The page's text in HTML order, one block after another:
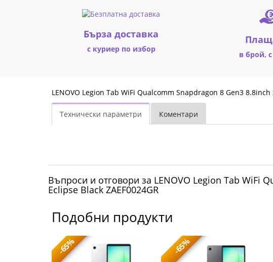
Black
ZAEF0024GR
Бърза доставка
с куриер по избор
в брой,
LENOVO Legion Tab WiFi Qualcomm Snapdragon 8 Gen3
Технически параметри Коментари
Въпроси и отговори за LENOVO Legion Tab WiFi
Eclipse Black ZAEF0024GR
Подобни продукти
-65% -65%